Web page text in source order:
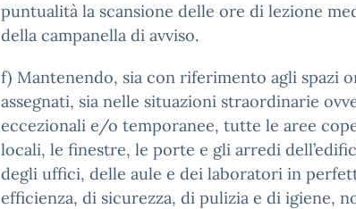
puntualità la scansione delle ore di lezione
della campanella di avviso.
f) Mantenendo, sia con riferimento agli spazi
assegnati, sia nelle situazioni straordinarie
eccezionali e/o temporanee, tutte le aree
locali, le finestre, le porte e gli arredi
degli uffici, delle aule e dei laboratori in
efficienza, di sicurezza, di pulizia e di igiene,